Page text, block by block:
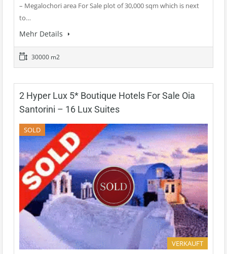
– Megalochori area For Sale plot of 30,000 sqm which is next
to…
Mehr Details
30000 m2
2 Hyper Lux 5* Boutique Hotels For Sale Oia
Santorini – 16 Lux Suites
SOLD
VERKAUFT